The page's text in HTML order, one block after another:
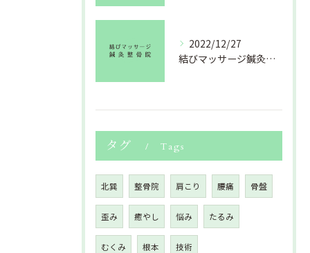
2022/12/27
結びマッサージ鍼灸整骨院より年末のご挨拶
タグ Tags
北巽 整骨院 肩こり 腰痛 骨盤
歪み 癒やし 悩み たるみ
むくみ 根本 技術